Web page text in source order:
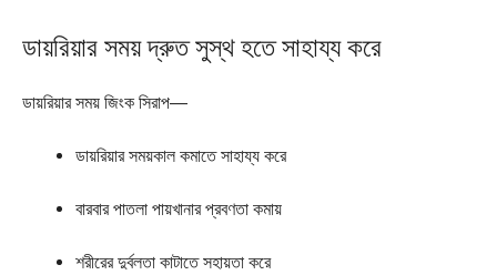
ডায়রিয়ার সময় দ্রুত সুস্থ হতে সাহায্য করে
ডায়রিয়ার সময় জিংক সিরাপ—
ডায়রিয়ার সময়কাল কমাতে সাহায্য করে
বারবার পাতলা পায়খানার প্রবণতা কমায়
শরীরের দুর্বলতা কাটাতে সহায়তা করে